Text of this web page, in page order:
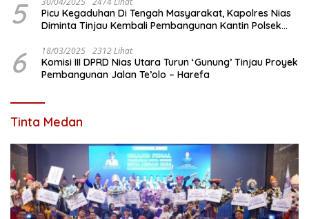
5
Picu Kegaduhan Di Tengah Masyarakat, Kapolres Nias
Diminta Tinjau Kembali Pembangunan Kantin Polsek
6 18/03/2025 2312 Lihat
Komisi III DPRD Nias Utara Turun ‘Gunung’ Tinjau Proyek
Pembangunan Jalan Te’olo – Harefa
Tinta Medan